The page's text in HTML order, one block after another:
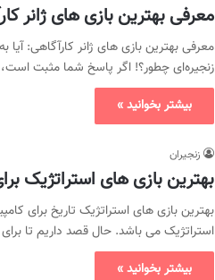
معرفی بهترین بازی های ژانر
معرفی بهترین بازی های ژانر کارآگاهی:
زنجیره‌ای چطور؟! اگر پاسخ شما مثبت
بیشتر بخوانید »
زنجیران
بهترین بازی های استراتژیک
بهترین بازی های استراتژیک تاریخ برای
استراتژیک می باشد. حال قصد داریم تا
بیشتر بخوانید »